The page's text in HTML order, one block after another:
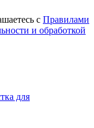
с Правилами
и обработкой
для